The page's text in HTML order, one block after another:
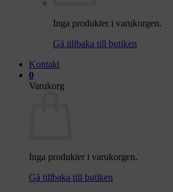
Inga produkter i varukorgen.
Gå tillbaka till butiken
Kontakt
0
Varukorg
Inga produkter i varukorgen.
Gå tillbaka till butiken